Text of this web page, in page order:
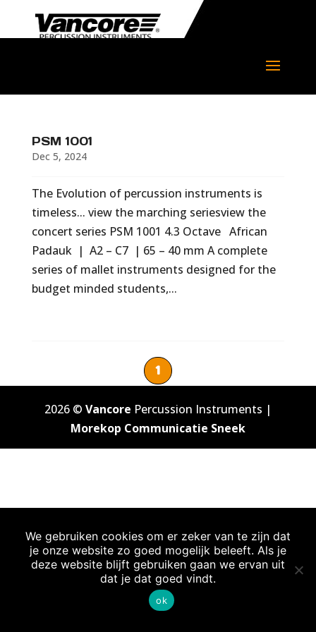
PSM 1001
Dec 5, 2024
The Evolution of percussion instruments is
timeless... view the marching seriesview the
concert series PSM 1001 4.3 Octave African
Padauk | A2 – C7 | 65 – 40 mm A complete
series of mallet instruments designed for the
budget minded students,...
1
2026 © Vancore Percussion Instruments |
Morekop Communicatie Sneek
We gebruiken cookies om er zeker van te zijn dat
je onze website zo goed mogelijk beleeft. Als je
deze website blijft gebruiken gaan we ervan uit
dat je dat goed vindt.
ok